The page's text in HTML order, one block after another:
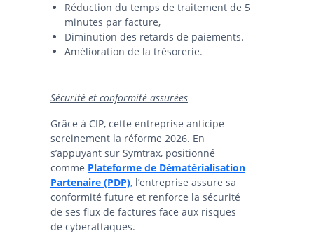
Réduction du temps de traitement de 5
minutes par facture,
Diminution des retards de paiements.
Amélioration de la trésorerie.
Sécurité et conformité assurées
Grâce à CIP, cette entreprise anticipe
sereinement la réforme 2026. En
s’appuyant sur Symtrax, positionné
comme Plateforme de Dématérialisation
Partenaire (PDP), l’entreprise assure sa
conformité future et renforce la sécurité
de ses flux de factures face aux risques
de cyberattaques.